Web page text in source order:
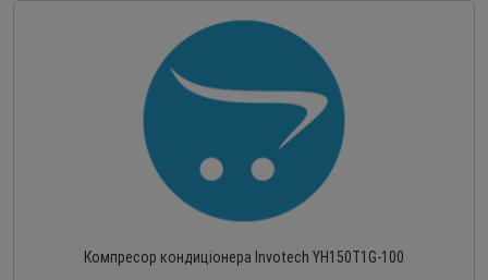
Компресор кондиціонера Invotech YH150T1G-100